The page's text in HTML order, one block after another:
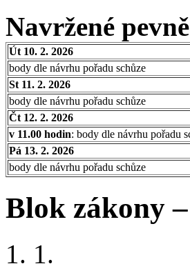
Navržené
Út 10. 2. 2026
body dle návrhu pořadu schůze
St 11. 2. 2026
body dle návrhu pořadu schůze
Čt 12. 2. 2026
v 11.00 hodin: body dle návrhu pořadu
Pá 13. 2. 2026
body dle návrhu pořadu schůze
Blok zákony
1.